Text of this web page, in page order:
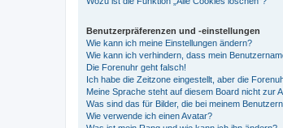
Benutzerpräferenzen und -einstellungen
Wie kann ich meine Einstellungen ändern?
Wie kann ich verhindern, dass mein
Die Forenuhr geht falsch!
Ich habe die Zeitzone eingestellt, aber die
Meine Sprache steht auf diesem Board nicht zur
Was sind das für Bilder, die bei meinem
Wie verwende ich einen Avatar?